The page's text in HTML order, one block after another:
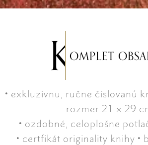
KOMPLET
• exkluzívnu, ručne číslovanú
rozmer 21 × 29
• ozdobné, celoplošne
• certfikát originality knihy •